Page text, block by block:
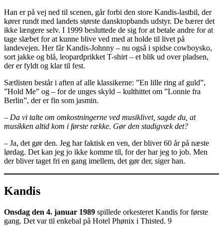
Han er på vej ned til scenen, går forbi den store Kandis-lastbil, der
kører rundt med landets største dansktopbands udstyr. De bærer det
ikke længere selv. I 1999 besluttede de sig for at betale andre for at
tage slæbet for at kunne blive ved med at holde til livet på
landevejen. Her får Kandis-Johnny – nu også i spidse cowboysko,
sort jakke og blå, leopardprikket T-shirt – et blik ud over pladsen,
der er fyldt og klar til fest.
Sætlisten består i aften af alle klassikerne: ”En lille ring af guld”,
”Hold Me” og – for de unges skyld – kulthittet om ”Lonnie fra
Berlin”, der er fin som jasmin.
– Da vi talte om omkostningerne ved musiklivet, sagde du, at
musikken altid kom i første række. Gør den stadigvæk det?
– Ja, det gør den. Jeg har faktisk en ven, der bliver 60 år på næste
lørdag. Det kan jeg jo ikke komme til, for der har jeg to job. Men
der bliver taget fri en gang imellem, det gør der, siger han.
Kandis
Onsdag den 4. januar 1989 spillede orkesteret Kandis for første
gang. Det var til enkebal på Hotel Phønix i Thisted. 9